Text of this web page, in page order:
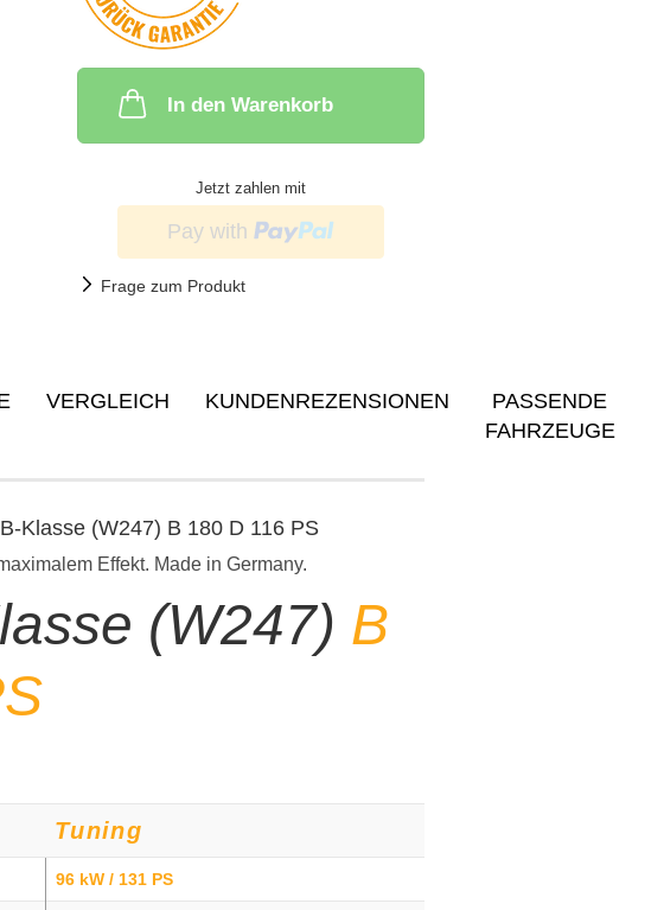
In den Warenkorb
Jetzt zahlen mit
Frage zum Produkt
VERGLEICH KUNDENREZENSIONEN
PASSENDE
FAHRZEUGE
Klasse (W247) B 180 D 116 PS
Effekt. Made in Germany.
(W247) B
Tuning
96 kW / 131 PS